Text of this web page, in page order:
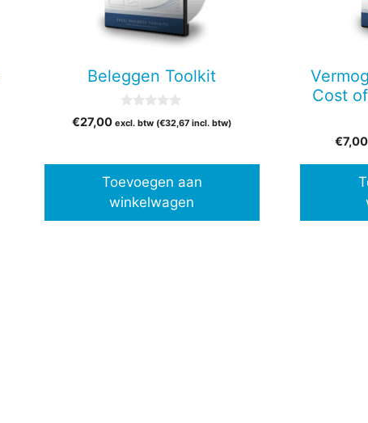
Beleggen Toolkit
v
5
€27,00 excl. btw (€32,67 incl. btw)
Toevoegen aan
winkelwagen
Cost
€7,00